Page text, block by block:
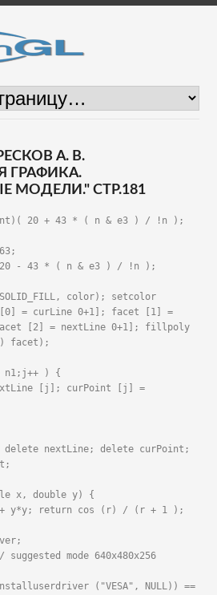
А. В.
ГРАФИКА.
МОДЕЛИ." СТР.181
20 + 43 * ( n & e3 ) / !n );
- 43 * ( n & e3 ) / !n );
color); setcolor
= curLine 0+1]; facet [1] =
[2] = nextLine 0+1]; fillpoly
facet);
) {
[j]; curPoint [j] =
delete nextLine; delete curPoint;
x, double y) {
+ y*y; return cos (r) / (r + 1 );
mode 640x480x256
("VESA", NULL)) ==